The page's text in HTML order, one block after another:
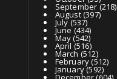
September(218)
August(397)
July(537)
June(434)
May(542)
April (516)
March (512)
February(512)
January(592)